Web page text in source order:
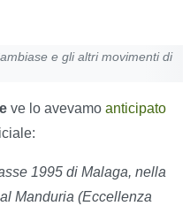
e gli altri movimenti di
ve lo avevamo anticipato
1995 di Malaga, nella
Manduria (Eccellenza